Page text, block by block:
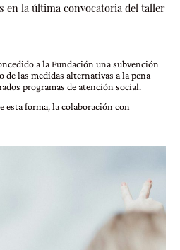
en la última convocatoria del taller
a la Fundación una subvención
las medidas alternativas a la pena
programas de atención social.
esta forma, la colaboración con